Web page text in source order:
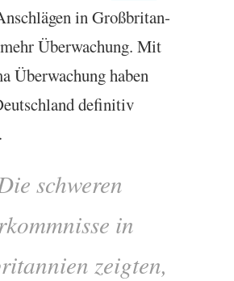
in Großbrit­an­
Über­wachung. Mit
Über­wachung haben
defin­it­iv
.
schwer­en
in
zeigten,